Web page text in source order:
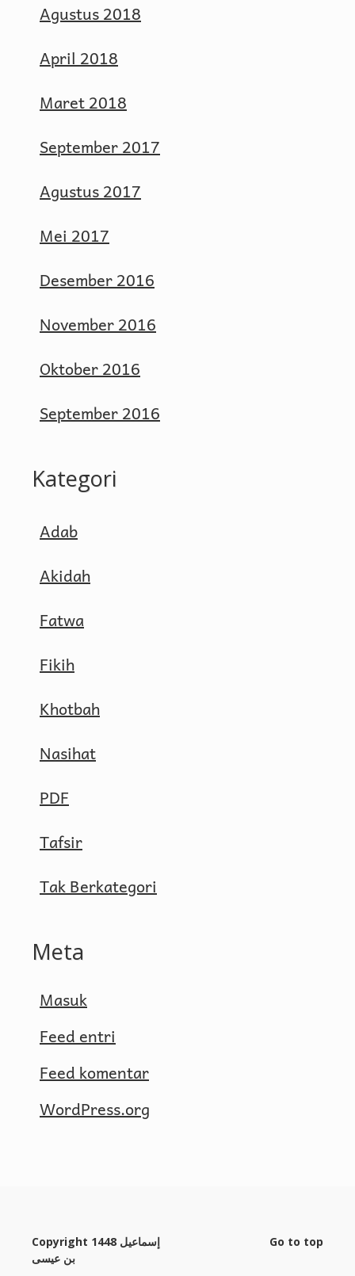
Agustus 2018
April 2018
Maret 2018
September 2017
Agustus 2017
Mei 2017
Desember 2016
November 2016
Oktober 2016
September 2016
Kategori
Adab
Akidah
Fatwa
Fikih
Khotbah
Nasihat
PDF
Tafsir
Tak Berkategori
Meta
Masuk
Feed entri
Feed komentar
WordPress.org
Copyright 1448 إسماعيل
بن عيسى
Go to top